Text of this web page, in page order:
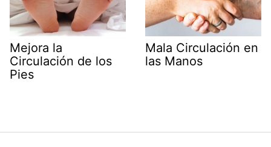
Mejora la
Circulación de los
Pies
Mala Circulación en
las Manos